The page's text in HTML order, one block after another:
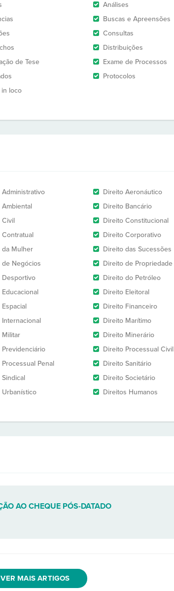
Análises
Buscas e Apreensões
Consultas
Distribuições
de Tese
Exame de Processos
Protocolos
in loco
Administrativo
Direito Aeronáutico
Ambiental
Direito Bancário
Civil
Direito Constitucional
Contratual
Direito Corporativo
da Mulher
Direito das Sucessões
de Negócios
Direito de Propriedade
Desportivo
Direito do Petróleo
Direito Eleitoral
Direito Financeiro
Internacional
Direito Marítimo
Militar
Direito Minerário
Previdenciário
Direito Processual Civil
Penal
Direito Sanitário
Direito Societário
Urbanístico Direitos Humanos
AO CHEQUE PÓS-DATADO
VER MAIS ARTIGOS